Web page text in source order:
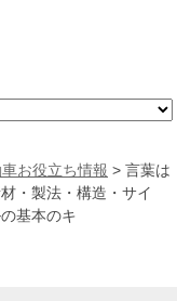
車お役立ち情報 > 言葉は
・製法・構造・サイ
基本のキ